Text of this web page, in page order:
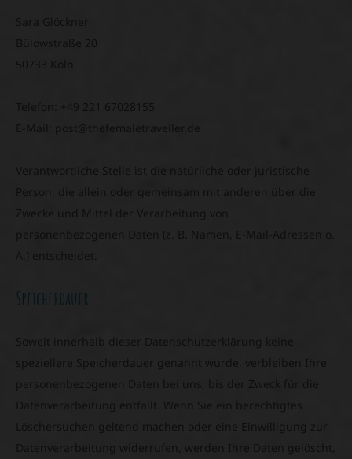
50733 Köln
Verantwortliche Stelle ist die natürliche oder juristische
personenbezogenen Daten (z. B. Namen, E-Mail-Adressen o.
Speicherdauer
Soweit innerhalb dieser Datenschutzerklärung keine
speziellere Speicherdauer genannt wurde, verbleiben Ihre
personenbezogenen Daten bei uns, bis der Zweck für die
Datenverarbeitung entfällt. Wenn Sie ein berechtigtes
Löschersuchen geltend machen oder eine Einwilligung zur
Datenverarbeitung widerrufen, werden Ihre Daten gelöscht,